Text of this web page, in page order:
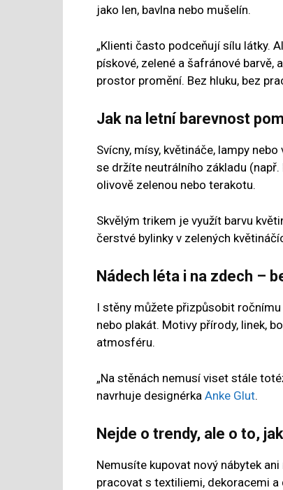
jako len, bavlna nebo mušelín.
„Klienti často podceňují sílu látky.
pískové, zelené a šafránové barvě,
prostor promění. Bez hluku, bez
Jak na letní barevnost
Svícny, mísy, květináče, lampy
se držíte neutrálního základu
olivově zelenou nebo terakotu.
Skvělým trikem je využít barvu
čerstvé bylinky v zelených
Nádech léta i na zdech –
I stěny můžete přizpůsobit
nebo plakát. Motivy přírody, linek,
atmosféru.
„Na stěnách nemusí viset stále
navrhuje designérka Anke Glut.
Nejde o trendy, ale o to,
Nemusíte kupovat nový nábytek
pracovat s textiliemi, dekoracemi